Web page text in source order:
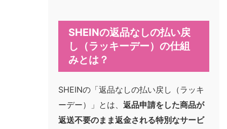
SHEINの返品なしの払い戻
し（ラッキーデー）の仕組
みとは？
SHEINの「返品なしの払い戻し（ラッキ
ーデー）」とは、 返品申請をした商品が
返送不要のまま返金される特別なサービ